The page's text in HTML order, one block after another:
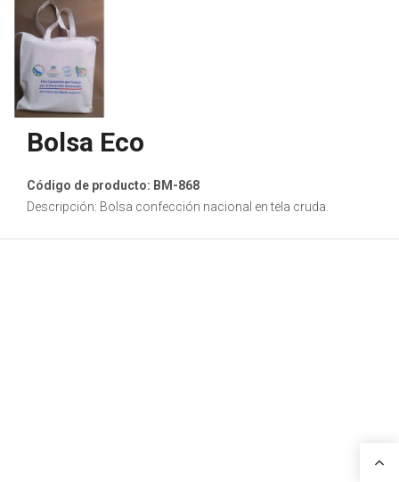
Bolsa Eco
Código de producto: BM-868
Descripción: Bolsa confección nacional en tela cruda.